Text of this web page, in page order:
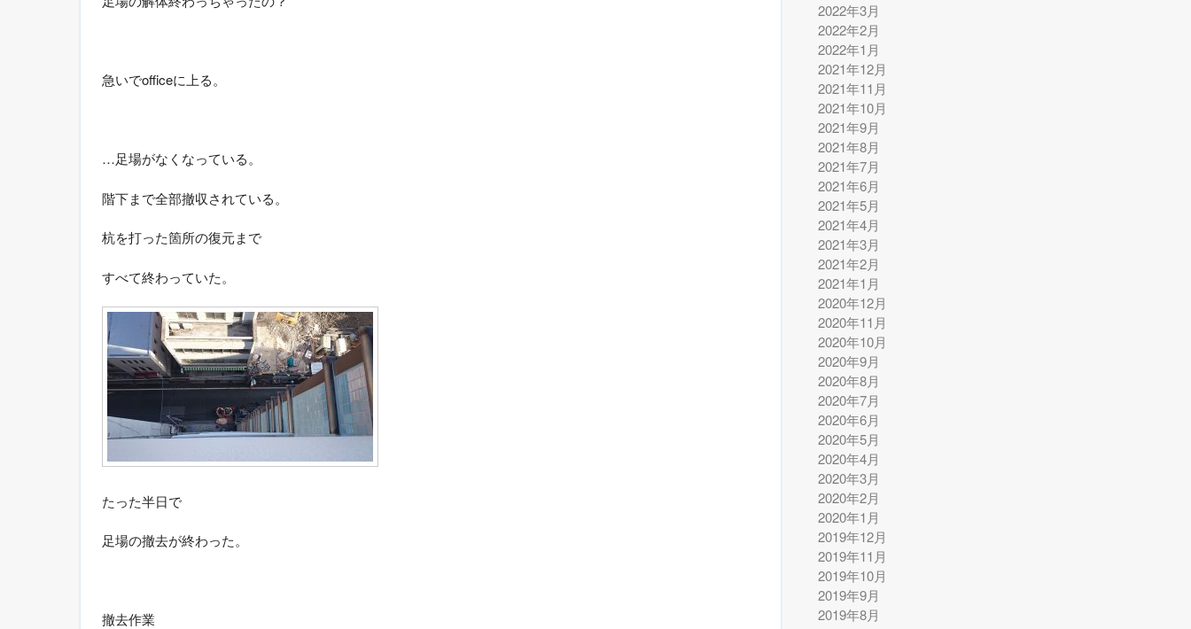
急いでofficeに上る。
…足場がなくなっている。
階下まで全部撤収されている。
杭を打った箇所の復元まで
すべて終わっていた。
たった半日で
足場の撤去が終わった。
撤去作業
2022年3月
2022年2月
2022年1月
2021年12月
2021年11月
2021年10月
2021年9月
2021年8月
2021年7月
2021年6月
2021年5月
2021年4月
2021年3月
2021年2月
2021年1月
2020年12月
2020年11月
2020年10月
2020年9月
2020年8月
2020年7月
2020年6月
2020年5月
2020年4月
2020年3月
2020年2月
2020年1月
2019年12月
2019年11月
2019年10月
2019年9月
2019年8月